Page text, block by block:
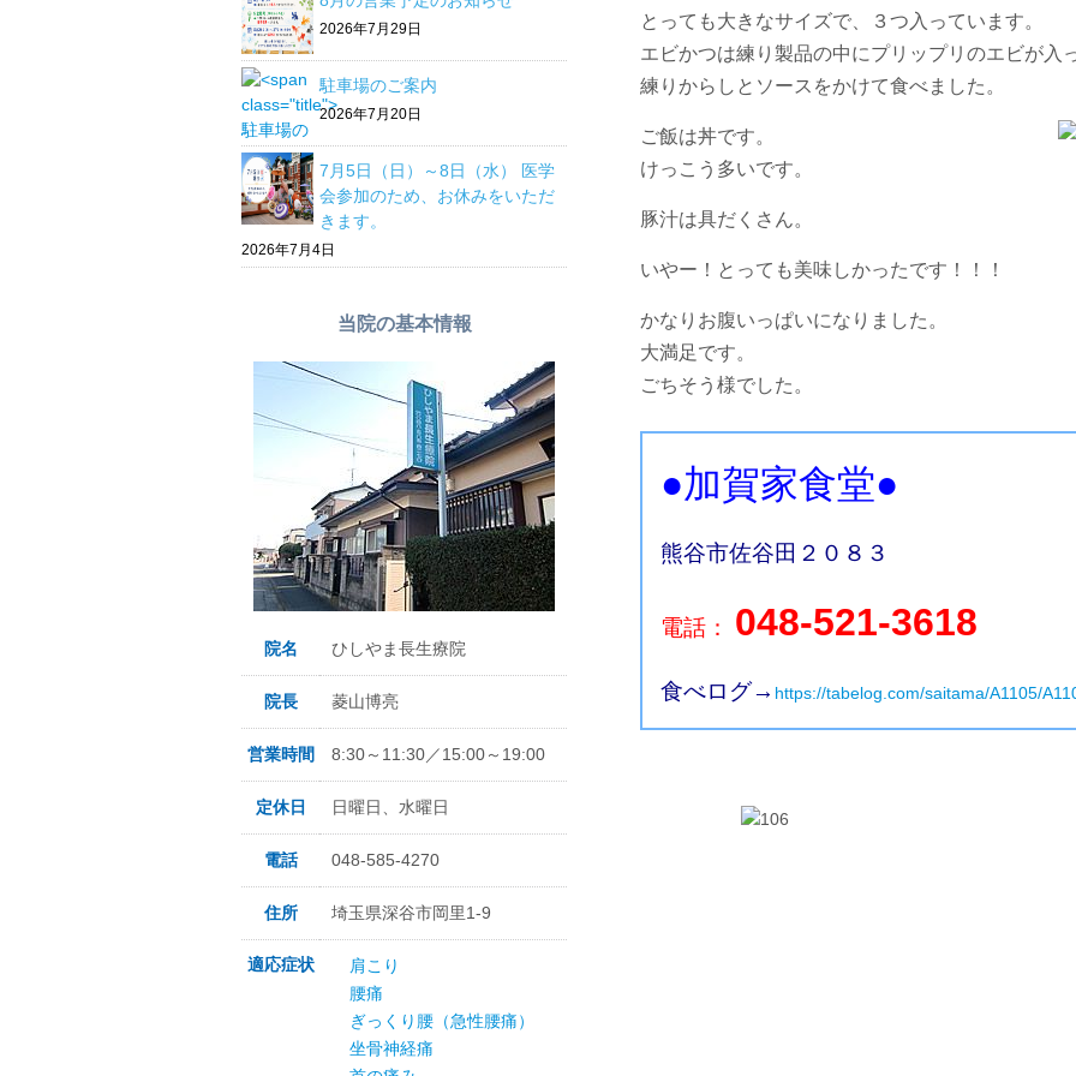
とっても大きなサイズで、３つ入っています。
エビかつは練り製品の中にプリップリのエビが入
練りからしとソースをかけて食べました。
ご飯は丼です。
けっこう多いです。
豚汁は具だくさん。
いやー！とっても美味しかったです！！！
かなりお腹いっぱいになりました。
大満足です。
ごちそう様でした。
●加賀家食堂●
熊谷市佐谷田２０８３
電話： 048-521-3618
食べログ→ https://tabelog.com/saitama/A1105/
2026年7月29日
駐車場のご案内
2026年7月20日
7月5日（日）～8日（水） 医学
会参加のため、お休みをいただ
きます。
2026年7月4日
当院の基本情報
院名 ひしやま長生療院
院長 菱山博亮
営業時間 8:30～11:30／15:00～19:00
定休日 日曜日、水曜日
電話 048-585-4270
住所 埼玉県深谷市岡里1-9
適応症状
肩こり
腰痛
ぎっくり腰（急性腰痛）
坐骨神経痛